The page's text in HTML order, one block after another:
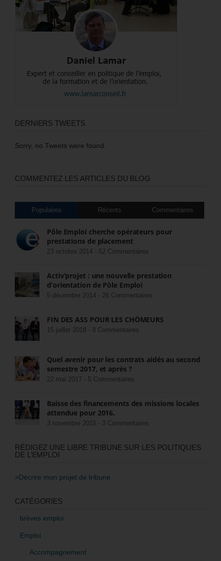
DERNIERS TWEETS
Sorry, no Tweets were found.
COMMENTEZ LES ARTICLES DU BLOG
Populaires Récents Commentaires
Pôle Emploi cherche opérateurs pour
prestations de placement
23 octobre 2014 - 52 Commentaires
Activ’projet : une nouvelle prestation
d’orientation de Pôle Emploi
5 décembre 2014 - 26 Commentaires
FIN DES ASS POUR LES CHÔMEURS
15 juillet 2018 - 8 Commentaires
Quel avenir pour les contrats aidés au second
semestre 2017, et après ?
22 mai 2017 - 5 Commentaires
Baisse des financements des missions locales
attendue pour 2016.
3 novembre 2015 - 3 Commentaires
RÉDIGEZ UNE LIBRE TRIBUNE SUR LES POLITIQUES
DE L’EMPLOI
>Décrire mon projet de tribune
CATÉGORIES
brèves emploi
Emploi
Accompagnement